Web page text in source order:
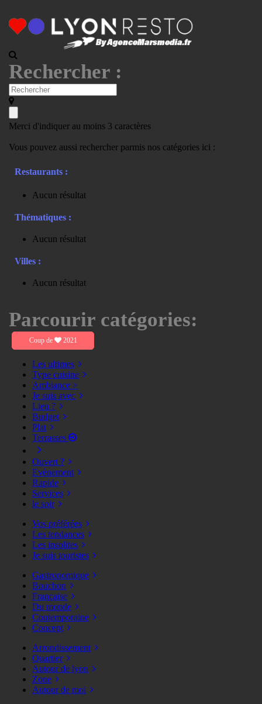
Rechercher :
Merci d'indiquer au moins 3 caractères
Vous pouvez aussi rechercher parmis nos catégories ici :
Restaurants :
Aucun résultat
Thématiques :
Aucun résultat
Villes :
Aucun résultat
Parcourir catégories:
Coup de 2021
Les ultimes
Type cuisine
Ambiance >
Je suis avec
Lieu ?
Budget
Plat
Terrasses
Ouvert ?
Evènement
Rapide
Services
le soir
Vos préférées
Les tendances
Les insolites
Je suis touristes
Gastronomique
Bouchon
Française
Du monde
Contemporaine
Concept
Arrondissement
Quartier
Autour de lyon
Zone
Autour de moi